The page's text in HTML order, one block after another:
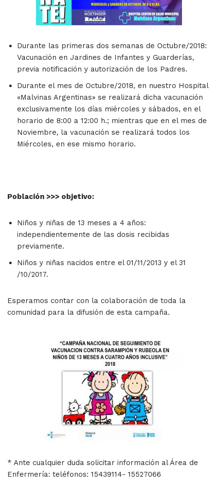
Durante las primeras dos semanas de Octubre/2018:
Vacunación en Jardines de Infantes y Guarderías,
previa notificación y autorización de los Padres.
Durante el mes de Octubre/2018, en nuestro Hospital
«Malvinas Argentinas» se realizará dicha vacunación
exclusivamente los días miércoles y sábados, en el
horario de 8:00 a 12:00 h.; mientras que en el mes de
Noviembre, la vacunación se realizará todos los
Miércoles, en ese mismo horario.
Población >>> objetivo:
Niños y niñas de 13 meses a 4 años:
independientemente de las dosis recibidas
previamente.
Niños y niñas nacidos entre el 01/11/2013 y el 31
/10/2017.
Esperamos contar con la colaboración de toda la
comunidad para la difusión de esta campaña.
* Ante cualquier duda solicitar información al Área de
Enfermería: teléfonos: 15439114- 15527066